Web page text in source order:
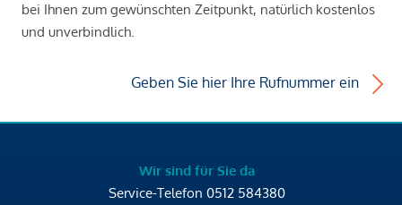
bei Ihnen zum gewünschten Zeitpunkt, natürlich kostenlos
und unverbindlich.
Geben Sie hier Ihre Rufnummer ein
Wir sind für Sie da
Service-Telefon 0512 584380